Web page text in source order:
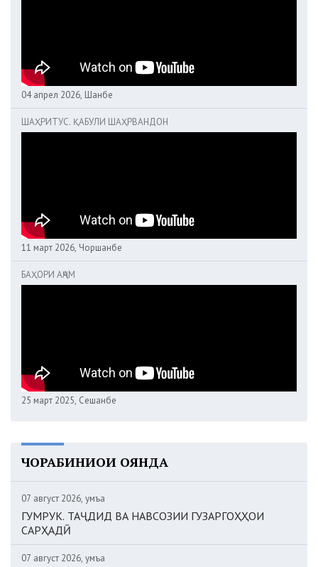
04 апрел 2026, Шанбе
ШАҲРИТУС. ҚАБУЛИ ШАҲРВАНДОН
11 март 2026, Чоршанбе
БАҲОРИ АҶАМ
25 март 2025, Сешанбе
ЧОРАБИНИҲОИ ОЯНДА
07 август 2026, Ҷумъа
ГУМРУК. ТАҶДИД ВА НАВСОЗИИ ГУЗАРГОҲҲОИ
САРҲАДӢ
07 август 2026, Ҷумъа